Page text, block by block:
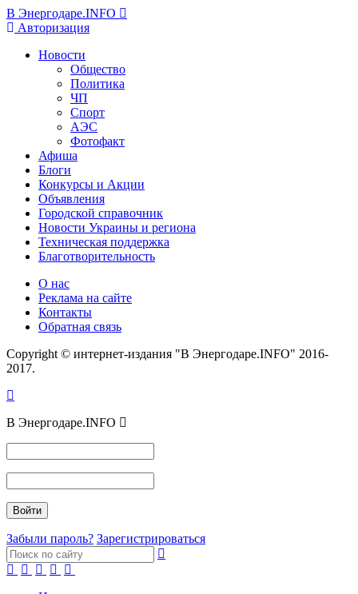
В Энергодаре.INFO
Авторизация
Новости
Общество
Политика
ЧП
Спорт
АЭС
Фотофакт
Афиша
Блоги
Конкурсы и Акции
Объявления
Городской справочник
Новости Украины и региона
Техническая поддержка
Благотворительность
О нас
Реклама на сайте
Контакты
Обратная связь
Copyright © интернет-издания "В Энергодаре.INFO" 2016-
2017.
В Энергодаре.INFO
Забыли пароль? Зарегистрироваться